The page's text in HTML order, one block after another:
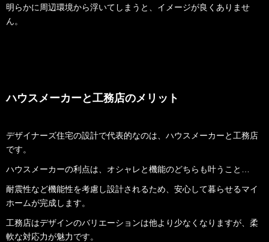
明らかに周辺環境から浮いてしまうと、イメージが良くありませ
ん。
ハウスメーカーと工務店のメリット
デザイナーズ住宅の設計で代表的なのは、ハウスメーカーと工務店
です。
ハウスメーカーの利点は、オシャレと機能のどちらも叶うこと…
耐震性など機能性を考慮し設計されるため、安心して暮らせるマイ
ホームが完成します。
工務店はデザインのバリエーションは他より少なくなりますが、柔
軟な対応力が魅力です。